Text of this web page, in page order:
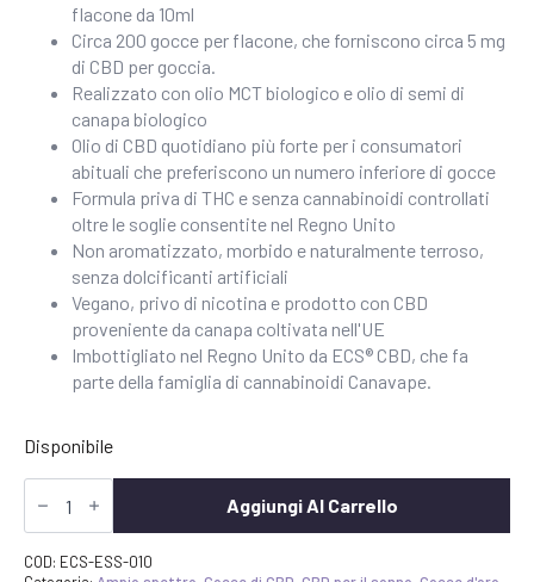
flacone da 10ml
Circa 200 gocce per flacone, che forniscono circa 5 mg
di CBD per goccia.
Realizzato con olio MCT biologico e olio di semi di
canapa biologico
Olio di CBD quotidiano più forte per i consumatori
abituali che preferiscono un numero inferiore di gocce
Formula priva di THC e senza cannabinoidi controllati
oltre le soglie consentite nel Regno Unito
Non aromatizzato, morbido e naturalmente terroso,
senza dolcificanti artificiali
Vegano, privo di nicotina e prodotto con CBD
proveniente da canapa coltivata nell'UE
Imbottigliato nel Regno Unito da ECS® CBD, che fa
parte della famiglia di cannabinoidi Canavape.
Disponibile
ECS®
CBD
Olio
Aggiungi Al Carrello
COD: ECS-ESS-010